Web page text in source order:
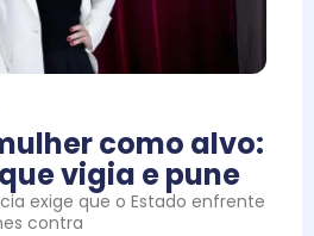
como alvo:
vigia e pune
exige que o Estado enfrente
contra